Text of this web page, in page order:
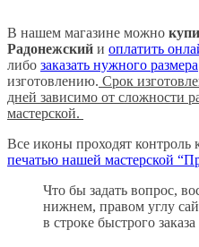
В нашем магазине можно
Радонежский и оплатить
либо заказать нужного размера
изготовлению. Срок
дней зависимо от сложности
мастерской.
Все иконы проходят контроль
печатью нашей мастерской
Что бы задать вопрос,
нижнем, правом углу
в строке быстрого